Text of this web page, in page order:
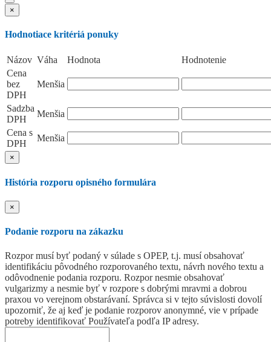
×
Hodnotiace kritériá ponuky
Názov Váha Hodnota
Hodnotenie
Cena
bez
DPH
Menšia
Sadzba
DPH
Menšia
Cena s
DPH
Menšia
×
História rozporu opisného formulára
×
Podanie rozporu na zákazku
Rozpor musí byť podaný v súlade s OPEP, t.j. musí obsahovať
identifikáciu pôvodného rozporovaného textu, návrh nového textu a
odôvodnenie podania rozporu. Rozpor nesmie obsahovať
vulgarizmy a nesmie byť v rozpore s dobrými mravmi a dobrou
praxou vo verejnom obstarávaní. Správca si v tejto súvislosti dovolí
upozorniť, že aj keď je podanie rozporov anonymné, vie v prípade
potreby identifikovať Používateľa podľa IP adresy.